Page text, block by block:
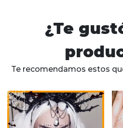
¿Te
Te recomendamos estos